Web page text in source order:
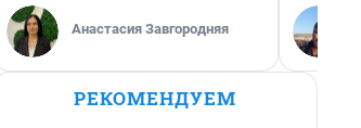
Анастасия Завгородняя
РЕКОМЕНДУЕМ